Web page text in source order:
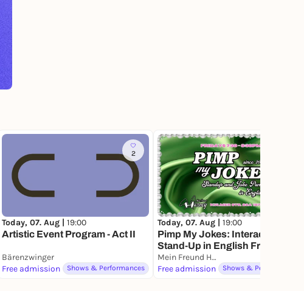
2
Today, 07. Aug | 19:00
Artistic Event Program - Act II
Bärenzwinger
Free admission
Shows & Performances
Today, 07. Aug | 19:00
Pimp My Jokes: Interactive
Stand-Up in English Fridays at
Mein Freund Harvey
Mein Freund Harvey
Free admission
Shows & Performances